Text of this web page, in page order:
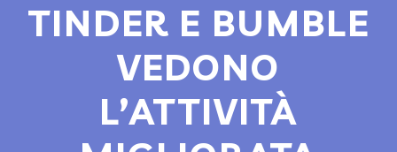
TINDER E BUMBLE
VEDONO
L’ATTIVITÀ